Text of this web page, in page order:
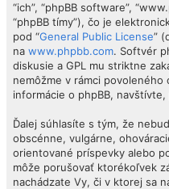
“ich”, “phpBB software”,
“phpBB tímy”), čo je
pod “General Public License”
na www.phpbb.com. Softvér
diskusie a GPL mu striktne
nemôžme v rámci povoleného
informácie o phpBB, navštívte,
Ďalej súhlasíte s tým, že
obscénne, vulgárne,
orientované príspevky alebo
môže porušovať ktorékoľvek
nachádzate Vy, či v ktorej sa